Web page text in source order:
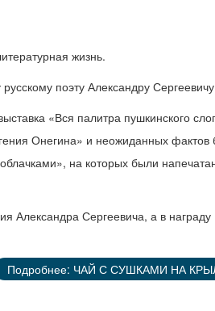
жизнь.
поэту Александру
«Вся палитра пушкинского
Онегина» и неожиданных
на которых были
Сергеевича, а в награду
Подробнее: ЧАЙ С СУШКАМИ НА